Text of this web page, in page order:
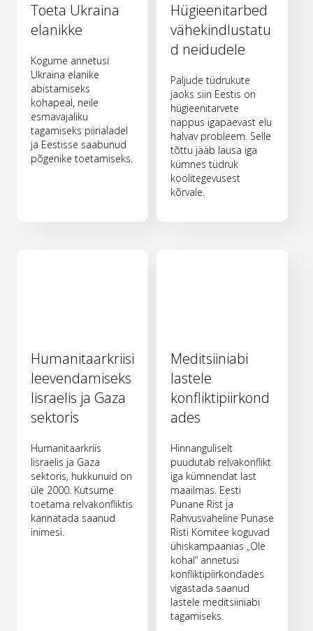
Toeta Ukraina
elanikke
Kogume annetusi
Ukraina elanike
abistamiseks
kohapeal, neile
esmavajaliku
tagamiseks piirialadel
ja Eestisse saabunud
põgenike toetamiseks.
Hügieenitarbed
vähekindlustatu
d neidudele
Paljude tüdrukute
jaoks siin Eestis on
hügieenitarvete
nappus igapäevast elu
halvav probleem. Selle
tõttu jääb lausa iga
kümnes tüdruk
koolitegevusest
kõrvale.
Humanitaarkriisi
leevendamiseks
Iisraelis ja Gaza
sektoris
Humanitaarkriis
Iisraelis ja Gaza
sektoris, hukkunuid on
üle 2000. Kutsume
toetama relvakonfliktis
kannatada saanud
inimesi.
Meditsiiniabi
lastele
konfliktipiirkond
ades
Hinnanguliselt
puudutab relvakonflikt
iga kümnendat last
maailmas. Eesti
Punane Rist ja
Rahvusvaheline Punase
Risti Komitee koguvad
ühiskampaanias „Ole
kohal“ annetusi
konfliktipiirkondades
vigastada saanud
lastele meditsiiniabi
tagamiseks.